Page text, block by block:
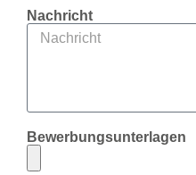
Nachricht
Bewerbungsunterlagen